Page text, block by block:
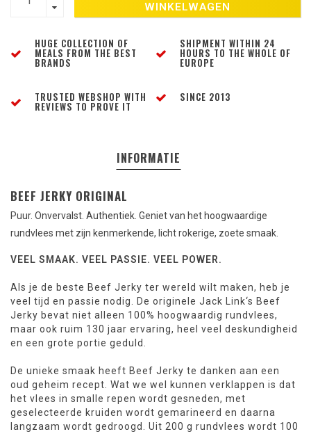
WINKELWAGEN
HUGE COLLECTION OF
MEALS FROM THE BEST
BRANDS
SHIPMENT WITHIN 24
HOURS TO THE WHOLE OF
EUROPE
TRUSTED WEBSHOP WITH
REVIEWS TO PROVE IT
SINCE 2013
INFORMATIE
BEEF JERKY ORIGINAL
Puur. Onvervalst. Authentiek. Geniet van het hoogwaardige
rundvlees met zijn kenmerkende, licht rokerige, zoete smaak.
VEEL SMAAK. VEEL PASSIE. VEEL POWER.
Als je de beste Beef Jerky ter wereld wilt maken, heb je
veel tijd en passie nodig. De originele Jack Link‘s Beef
Jerky bevat niet alleen 100% hoogwaardig rundvlees,
maar ook ruim 130 jaar ervaring, heel veel deskundigheid
en een grote portie geduld.
De unieke smaak heeft Beef Jerky te danken aan een
oud geheim recept. Wat we wel kunnen verklappen is dat
het vlees in smalle repen wordt gesneden, met
geselecteerde kruiden wordt gemarineerd en daarna
langzaam wordt gedroogd. Uit 200 g rundvlees wordt 100